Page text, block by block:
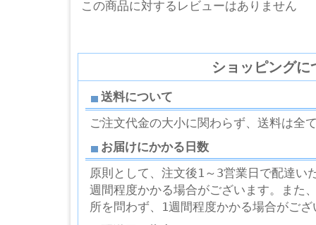
この商品に対するレビューはありません
ショッピングに
送料について
ご注文代金の大小に関わらず、送料は全
お届けにかかる日数
原則として、注文後1～3営業日で配達い
週間程度かかる場合がございます。また
所を問わず、1週間程度かかる場合がござ